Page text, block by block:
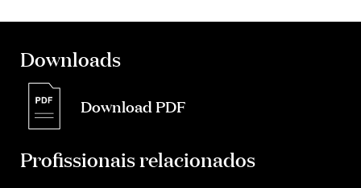
Downloads
Download PDF
Profissionais relacionados